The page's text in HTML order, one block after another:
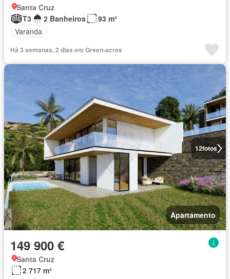
Santa Cruz
T3
2 Banheiros
93 m²
Varanda
Há 3 semanas, 2 dias em Green-acres
12fotos
Apartamento
149 900 €
Santa Cruz
2 717 m²